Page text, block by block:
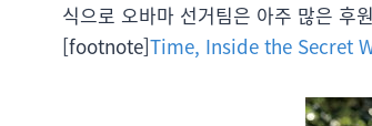
식으로 오바마 선거팀은 아주 많은 후
[footnote]Time, Inside the Secret